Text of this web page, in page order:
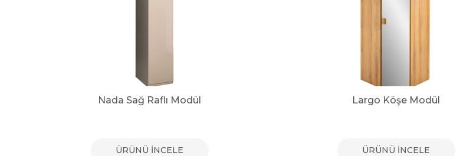
Nada Sağ Raflı Modül
ÜRÜNÜ İNCELE
Largo Köşe Modül
ÜRÜNÜ İNCELE